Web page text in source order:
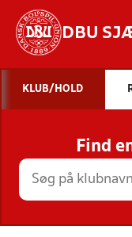
DBU
STILLINGER,
KLUB/HOLD
Find